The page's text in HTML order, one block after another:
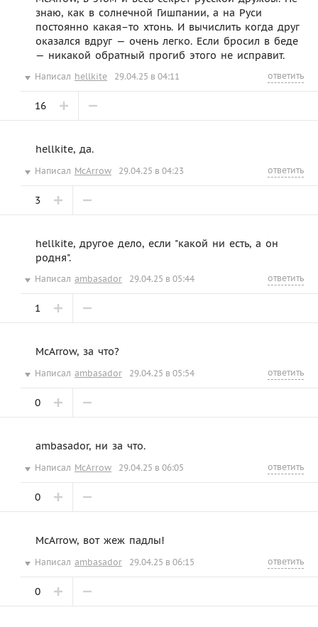
знаю, как в солнечной Гишпании, а на Руси
постоянно какая–то хтонь. И вычислить когда друг
оказался вдруг — очень легко. Если бросил в беде
— никакой обратный прогиб этого не исправит.
Написал hellkite 29.04.25 в 04:11 ответить
16
hellkite, да.
Написал McArrow 29.04.25 в 04:23 ответить
3
hellkite, другое дело, если "какой ни есть, а он
родня".
Написал ambasador 29.04.25 в 05:44 ответить
1
McArrow, за что?
Написал ambasador 29.04.25 в 05:54 ответить
0
ambasador, ни за что.
Написал McArrow 29.04.25 в 06:05 ответить
0
McArrow, вот жеж падлы!
Написал ambasador 29.04.25 в 06:15 ответить
0